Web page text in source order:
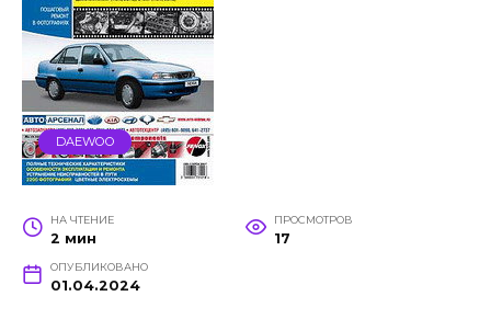
DAEWOO
НА ЧТЕНИЕ
2 мин
ПРОСМОТРОВ
17
ОПУБЛИКОВАНО
01.04.2024